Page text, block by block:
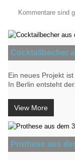
Kommentare sind
Cocktailbecher
Ein neues Projekt
In Berlin entsteht
View More
Prothese aus